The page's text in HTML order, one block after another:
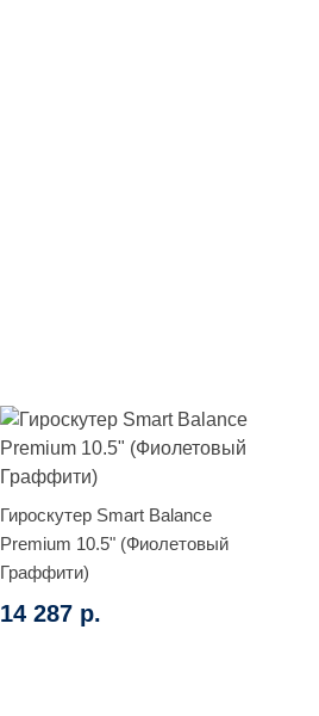
Гироскутер Smart Balance
Premium 10.5" (Фиолетовый
Граффити)
14 287 р.